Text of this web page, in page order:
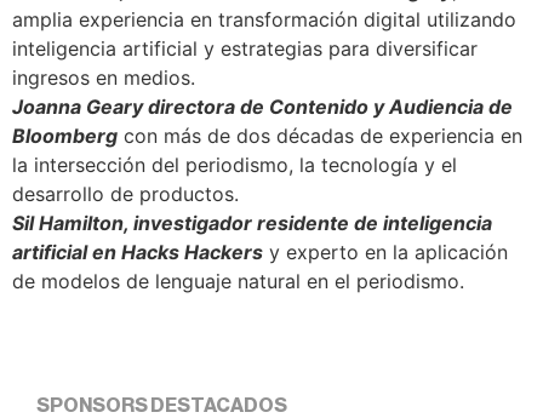
amplia experiencia en transformación digital utilizando
inteligencia artificial y estrategias para diversificar
ingresos en medios.
Joanna Geary directora de Contenido y Audiencia de
Bloomberg con más de dos décadas de experiencia en
la intersección del periodismo, la tecnología y el
desarrollo de productos.
Sil Hamilton, investigador residente de inteligencia
artificial en Hacks Hackers y experto en la aplicación
de modelos de lenguaje natural en el periodismo.
SPONSORS DESTACADOS